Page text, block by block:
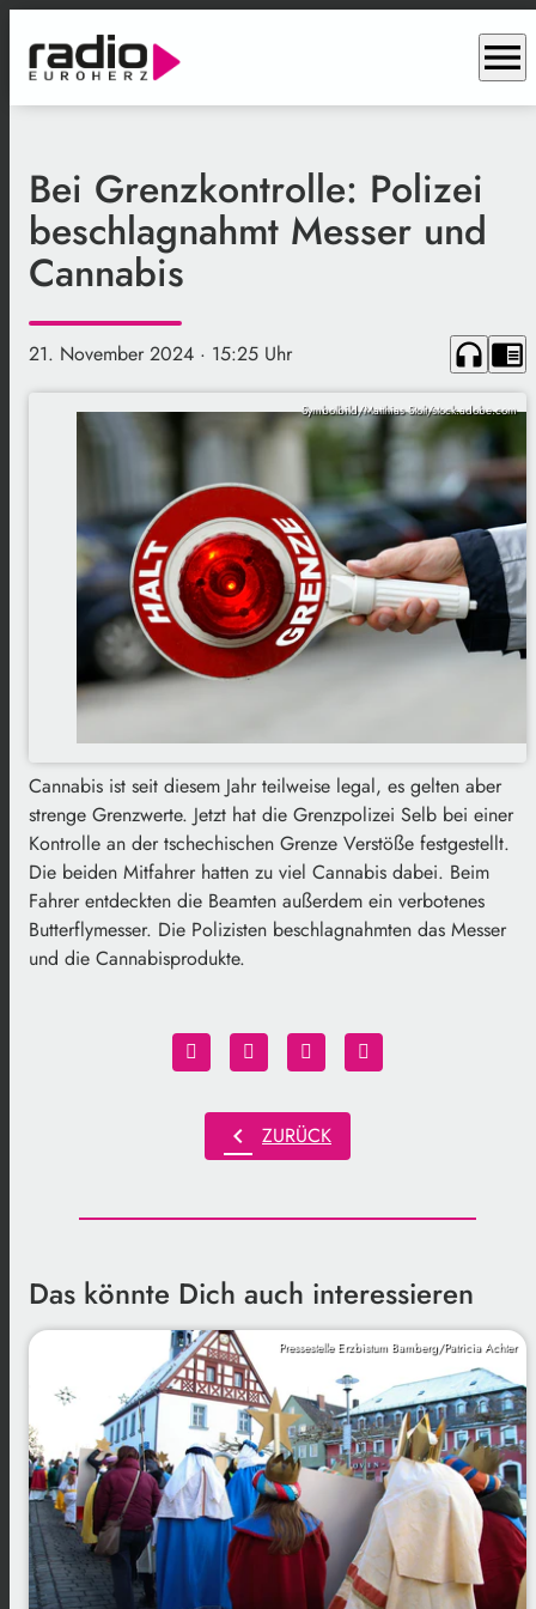
menu
Bei Grenzkontrolle: Polizei
beschlagnahmt Messer und
Cannabis
21. November 2024 · 15:25 Uhr headphones chrome_reader_mode
Symbolbild/Matthias Stolt/stock.adobe.com
Cannabis ist seit diesem Jahr teilweise legal, es gelten aber
strenge Grenzwerte. Jetzt hat die Grenzpolizei Selb bei einer
Kontrolle an der tschechischen Grenze Verstöße festgestellt.
Die beiden Mitfahrer hatten zu viel Cannabis dabei. Beim
Fahrer entdeckten die Beamten außerdem ein verbotenes
Butterflymesser. Die Polizisten beschlagnahmten das Messer
und die Cannabisprodukte.
chevron_left ZURÜCK
Das könnte Dich auch interessieren
Pressestelle Erzbistum Bamberg/Patricia Achter